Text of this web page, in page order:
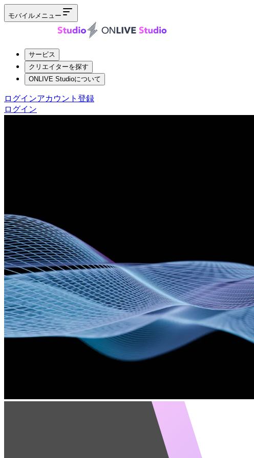
モバイルメニュー
サービス
クリエイターを探す
ONLIVE Studioについて
ログインアカウント登録
ログイン